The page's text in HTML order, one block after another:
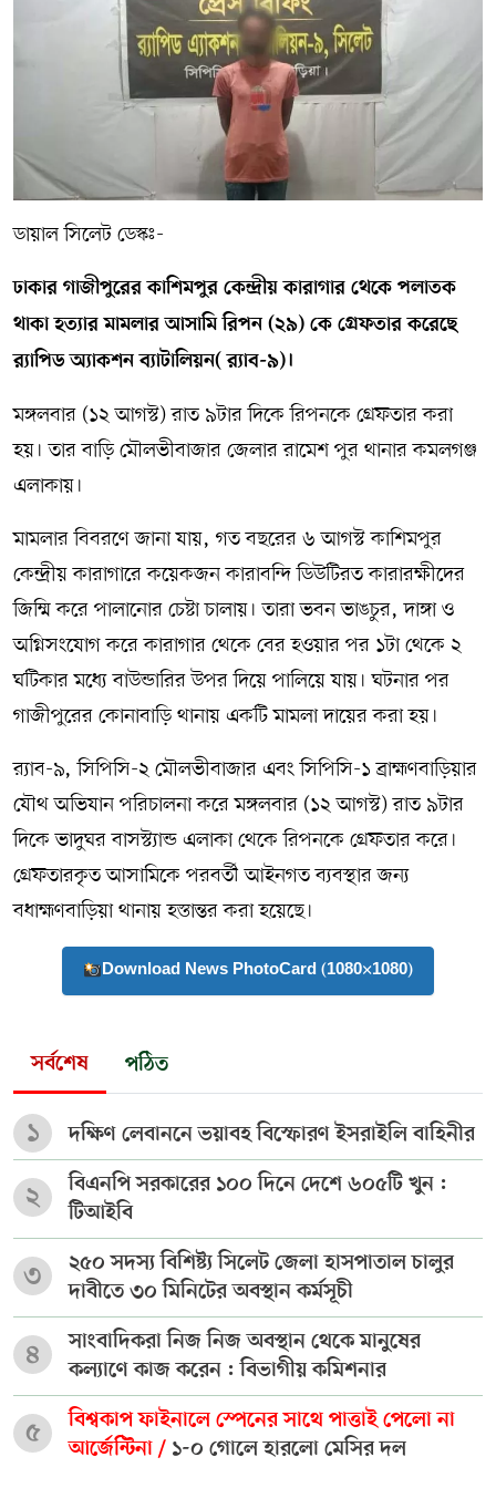
ডায়াল সিলেট ডেস্কঃ-
ঢাকার গাজীপুরের কাশিমপুর কেন্দ্রীয় কারাগার থেকে পলাতক
থাকা হত্যার মামলার আসামি রিপন (২৯) কে গ্রেফতার করেছে
র‌্যাপিড অ্যাকশন ব্যাটালিয়ন( র‌্যাব-৯)।
মঙ্গলবার (১২ আগস্ট) রাত ৯টার দিকে রিপনকে গ্রেফতার করা
হয়। তার বাড়ি মৌলভীবাজার জেলার রামেশ পুর থানার কমলগঞ্জ
এলাকায়।
মামলার বিবরণে জানা যায়, গত বছরের ৬ আগস্ট কাশিমপুর
কেন্দ্রীয় কারাগারে কয়েকজন কারাবন্দি ডিউটিরত কারারক্ষীদের
জিম্মি করে পালানোর চেষ্টা চালায়। তারা ভবন ভাঙচুর, দাঙ্গা ও
অগ্নিসংযোগ করে কারাগার থেকে বের হওয়ার পর ১টা থেকে ২
ঘটিকার মধ্যে বাউন্ডারির উপর দিয়ে পালিয়ে যায়। ঘটনার পর
গাজীপুরের কোনাবাড়ি থানায় একটি মামলা দায়ের করা হয়।
র‌্যাব-৯, সিপিসি-২ মৌলভীবাজার এবং সিপিসি-১ ব্রাহ্মণবাড়িয়ার
যৌথ অভিযান পরিচালনা করে মঙ্গলবার (১২ আগস্ট) রাত ৯টার
দিকে ভাদুঘর বাসস্ট্যান্ড এলাকা থেকে রিপনকে গ্রেফতার করে।
গ্রেফতারকৃত আসামিকে পরবর্তী আইনগত ব্যবস্থার জন্য
বধাহ্মণবাড়িয়া থানায় হস্তান্তর করা হয়েছে।
Download News PhotoCard (1080×1080)
সর্বশেষ পঠিত
১ দক্ষিণ লেবাননে ভয়াবহ বিস্ফোরণ ইসরাইলি বাহিনীর
২
বিএনপি সরকারের ১০০ দিনে দেশে ৬০৫টি খুন :
টিআইবি
৩
২৫০ সদস্য বিশিষ্ট্য সিলেট জেলা হাসপাতাল চালুর
দাবীতে ৩০ মিনিটের অবস্থান কর্মসূচী
৪
সাংবাদিকরা নিজ নিজ অবস্থান থেকে মানুষের
কল্যাণে কাজ করেন : বিভাগীয় কমিশনার
৫
বিশ্বকাপ ফাইনালে স্পেনের সাথে পাত্তাই পেলো না
আর্জেন্টিনা / ১-০ গোলে হারলো মেসির দল
সম্পাদকীয় কলাম
DIAL SYLHET